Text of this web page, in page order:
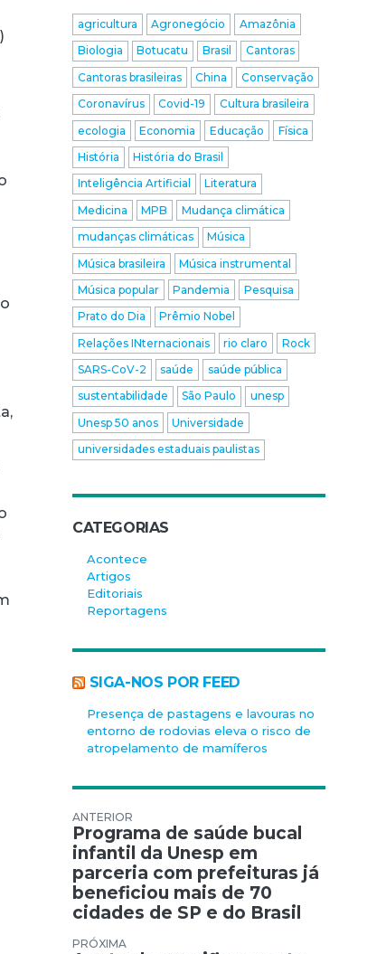
agricultura Agronegócio
Amazônia
Biologia
Botucatu Brasil
Cantoras
Cantoras brasileiras
China
Conservação
Coronavírus
Covid-19
Cultura brasileira
ecologia
Economia Educação
Física
História
História do Brasil
Inteligência Artificial
Literatura
Medicina
MPB
Mudança climática
mudanças climáticas
Música
Música brasileira
Música instrumental
Música popular
Pandemia
Pesquisa
Prato do Dia
Prêmio Nobel
Relações INternacionais
rio claro
Rock
SARS-CoV-2
saúde
saúde pública
sustentabilidade
São Paulo
unesp
Unesp 50 anos
Universidade
universidades estaduais paulistas
CATEGORIAS
Acontece
Artigos
Editoriais
Reportagens
SIGA-NOS POR FEED
Presença de pastagens e lavouras no
entorno de rodovias eleva o risco de
atropelamento de mamíferos
Navegação de Post
Programa de saúde bucal
infantil da Unesp em
parceria com prefeituras já
beneficiou mais de 70
cidades de SP e do Brasil